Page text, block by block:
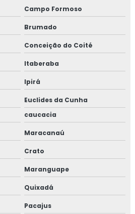
Campo Formoso
Brumado
Conceição do Coité
Itaberaba
Ipirá
Euclides da Cunha
caucacia
Maracanaú
Crato
Maranguape
Quixadá
Pacajus